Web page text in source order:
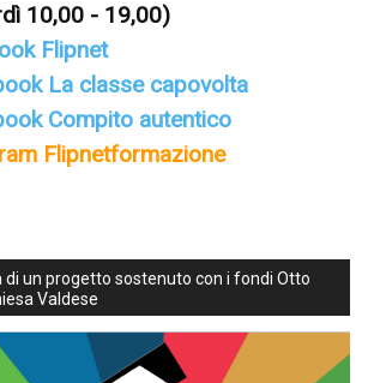
didattiche
10,00 - 19,00)
Flipnet
La classe capovolta
Compito autentico
Flipnetformazione
di un progetto sostenuto con i fondi Otto
Valdese